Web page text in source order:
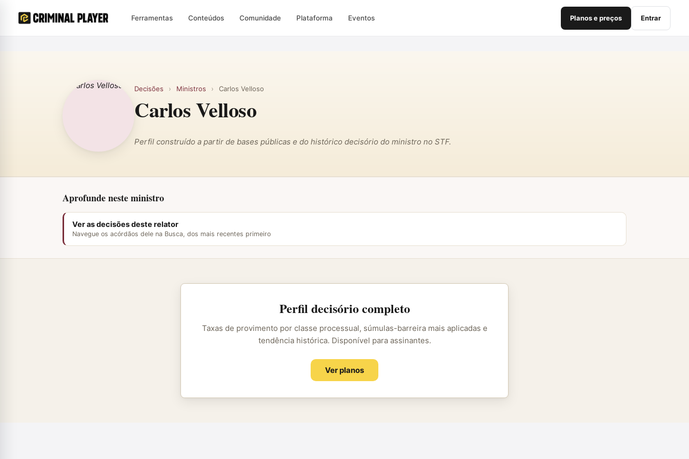
Ferramentas Conteúdos Comunidade Plataforma Eventos Planos e preços Entrar
Decisões › Ministros › Carlos Velloso
Carlos Velloso
Perfil construído a partir de bases públicas e do histórico decisório do ministro no STF.
Aprofunde neste ministro
Ver as decisões deste relator
Navegue os acórdãos dele na Busca, dos mais recentes primeiro
Perfil decisório completo
Taxas de provimento por classe processual, súmulas-barreira mais aplicadas e
tendência histórica. Disponível para assinantes.
Ver planos